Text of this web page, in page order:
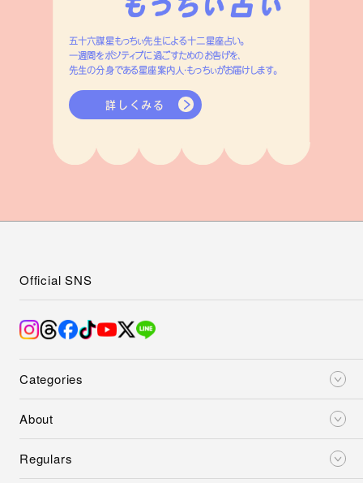
五十六謀星もっちぃ先生による十二星座占い。
一週間をポジティブに過ごすためのお告げを、
先生の分身である星座案内人・もっちぃがお届けします。
詳しくみる
Categories
About
Regulars
Official SNS